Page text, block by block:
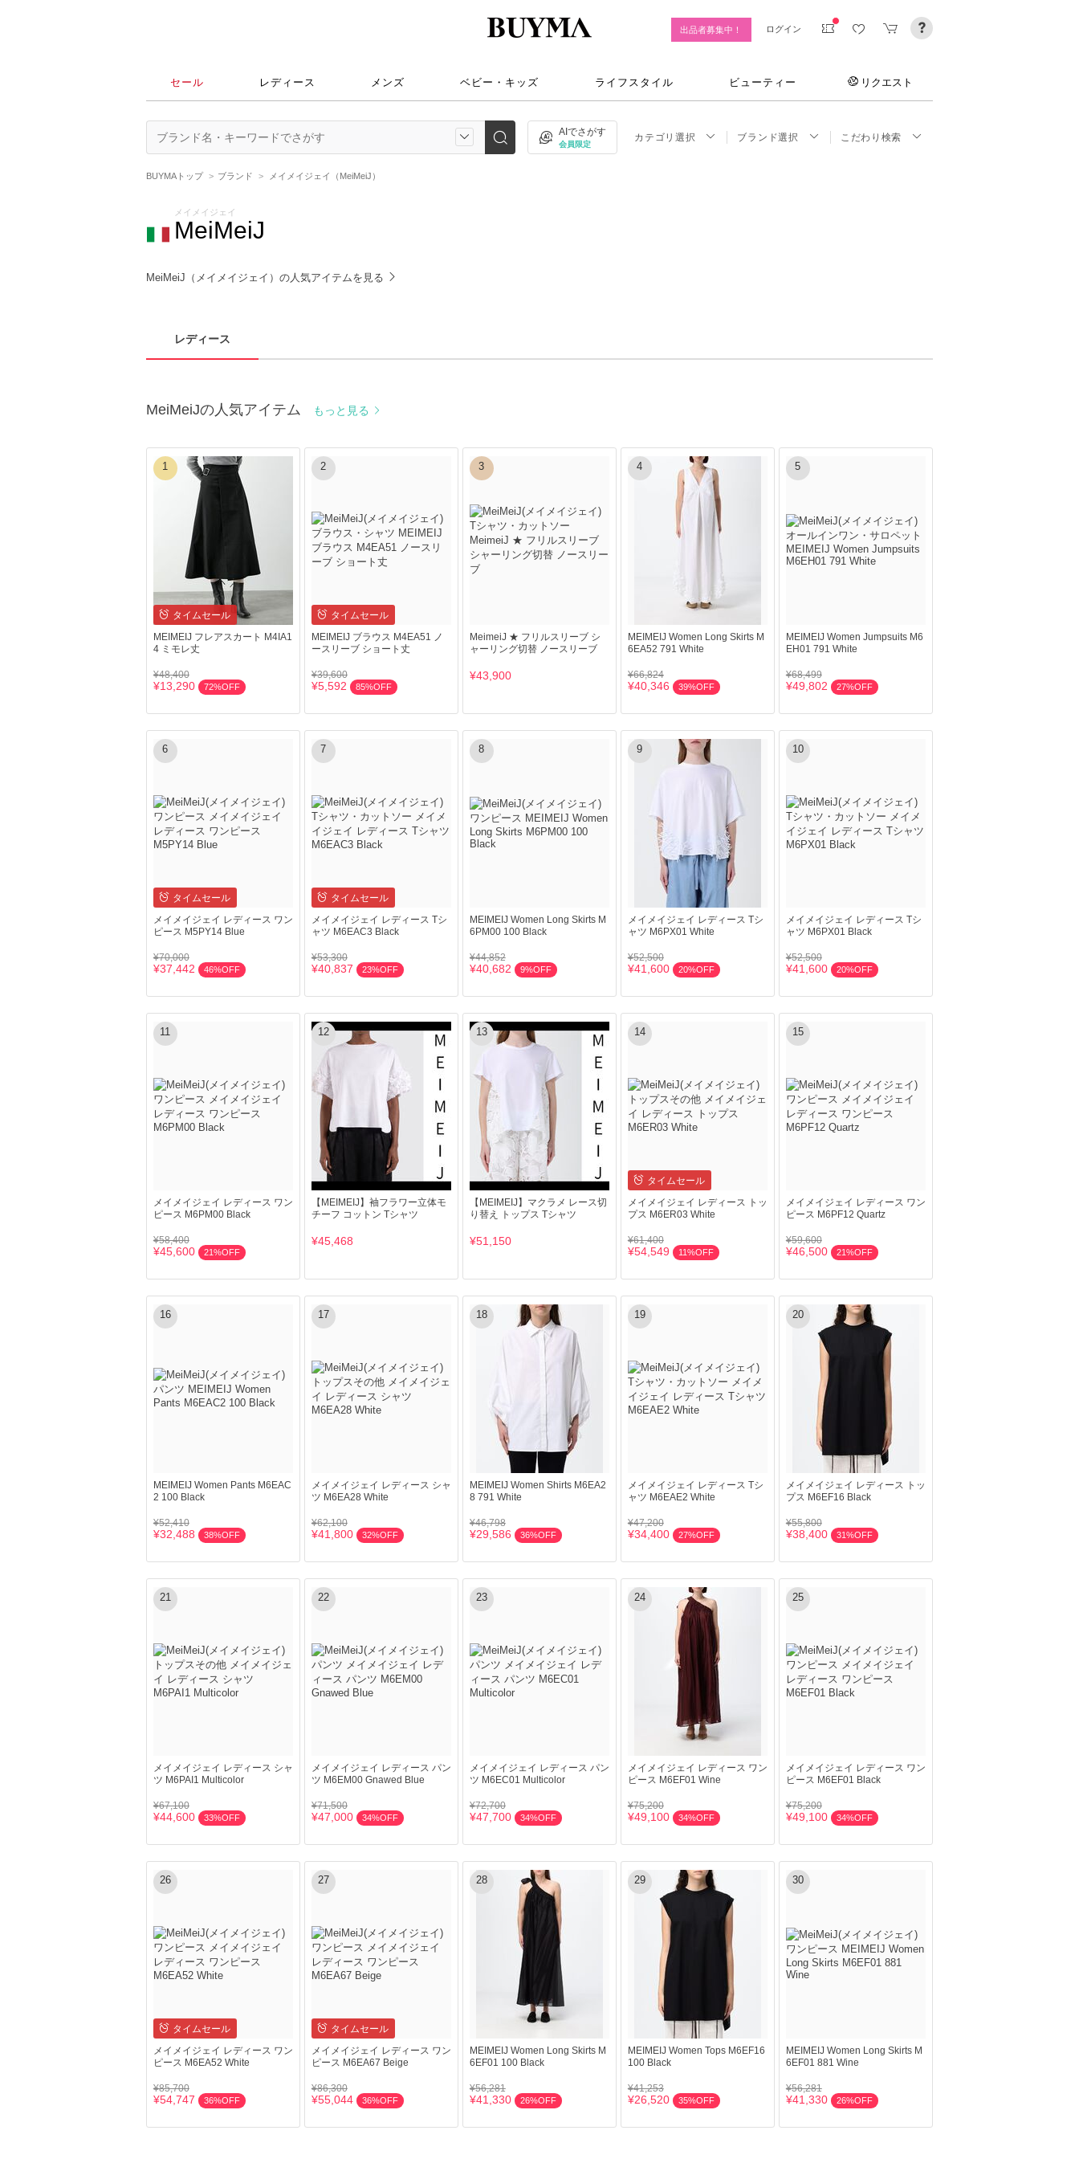
出品者募集中！ ログイン
セール レディース メンズ ベビー・キッズ ライフスタイル ビューティー リクエスト
AIでさがす
会員限定
カテゴリ選択 ブランド選択 こだわり検索
BUYMAトップ ブランド メイメイジェイ（MeiMeiJ）
メイメイジェイ
MeiMeiJ
MeiMeiJ（メイメイジェイ）の人気アイテムを見る
レディース
MeiMeiJの人気アイテム もっと見る
1
タイムセール
MEIMEIJ フレアスカート M4IA1
4 ミモレ丈
¥48,400
¥13,290 72%OFF
2
タイムセール
MEIMEIJ ブラウス M4EA51 ノ
ースリーブ ショート丈
¥39,600
¥5,592 85%OFF
3
MeimeiJ ★ フリルスリーブ シ
ャーリング切替 ノースリーブ
¥43,900
4
MEIMEIJ Women Long Skirts M
6EA52 791 White
¥66,824
¥40,346 39%OFF
5
MEIMEIJ Women Jumpsuits M6
EH01 791 White
¥68,499
¥49,802 27%OFF
6
タイムセール
メイメイジェイ レディース ワン
ピース M5PY14 Blue
¥70,000
¥37,442 46%OFF
7
タイムセール
メイメイジェイ レディース Tシ
ャツ M6EAC3 Black
¥53,300
¥40,837 23%OFF
8
MEIMEIJ Women Long Skirts M
6PM00 100 Black
¥44,852
¥40,682 9%OFF
9
メイメイジェイ レディース Tシ
ャツ M6PX01 White
¥52,500
¥41,600 20%OFF
10
メイメイジェイ レディース Tシ
ャツ M6PX01 Black
¥52,500
¥41,600 20%OFF
11
メイメイジェイ レディース ワン
ピース M6PM00 Black
¥58,400
¥45,600 21%OFF
12
【MEIMEIJ】袖フラワー立体モ
チーフ コットン Tシャツ
¥45,468
13
【MEIMEIJ】マクラメ レース切
り替え トップス Tシャツ
¥51,150
14
タイムセール
メイメイジェイ レディース トッ
プス M6ER03 White
¥61,400
¥54,549 11%OFF
15
メイメイジェイ レディース ワン
ピース M6PF12 Quartz
¥59,600
¥46,500 21%OFF
16
MEIMEIJ Women Pants M6EAC
2 100 Black
¥52,410
¥32,488 38%OFF
17
メイメイジェイ レディース シャ
ツ M6EA28 White
¥62,100
¥41,800 32%OFF
18
MEIMEIJ Women Shirts M6EA2
8 791 White
¥46,798
¥29,586 36%OFF
19
メイメイジェイ レディース Tシ
ャツ M6EAE2 White
¥47,200
¥34,400 27%OFF
20
メイメイジェイ レディース トッ
プス M6EF16 Black
¥55,800
¥38,400 31%OFF
21
メイメイジェイ レディース シャ
ツ M6PAI1 Multicolor
¥67,100
¥44,600 33%OFF
22
メイメイジェイ レディース パン
ツ M6EM00 Gnawed Blue
¥71,500
¥47,000 34%OFF
23
メイメイジェイ レディース パン
ツ M6EC01 Multicolor
¥72,700
¥47,700 34%OFF
24
メイメイジェイ レディース ワン
ピース M6EF01 Wine
¥75,200
¥49,100 34%OFF
25
メイメイジェイ レディース ワン
ピース M6EF01 Black
¥75,200
¥49,100 34%OFF
26
タイムセール
メイメイジェイ レディース ワン
ピース M6EA52 White
¥85,700
¥54,747 36%OFF
27
タイムセール
メイメイジェイ レディース ワン
ピース M6EA67 Beige
¥86,300
¥55,044 36%OFF
28
MEIMEIJ Women Long Skirts M
6EF01 100 Black
¥56,281
¥41,330 26%OFF
29
MEIMEIJ Women Tops M6EF16
100 Black
¥41,253
¥26,520 35%OFF
30
MEIMEIJ Women Long Skirts M
6EF01 881 Wine
¥56,281
¥41,330 26%OFF